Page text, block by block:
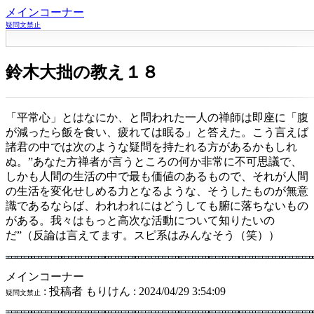
メインコーナー
疑問文禁止
鈴木大拙の教え１８
「平常心」とはなにか、と問われた一人の禅師は即座に「腹
が減ったら飯を食い、疲れては眠る」と答えた。こう言えば
諸君の中では次のような疑問を持たれる方があるかもしれ
ぬ。”あなた方禅者が言うところの何か非常に不可思議で、
しかも人間の生活の中で最も価値のあるもので、それが人間
の生活を変化せしめる力となるような、そうしたものが無意
識であるならば、われわれにはどうしても腑に落ちないもの
がある。我々はもっと高次な活動について知りたいの
だ”（反論は言えてます。スピ系はみんなそう（笑））
メインコーナー
疑問文禁止 : 投稿者 もりけん : 2024/04/29 3:54:09